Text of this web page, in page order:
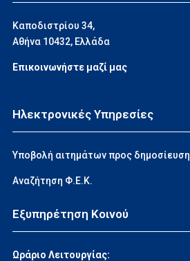
Καποδιστρίου 34,
Αθήνα 10432, Ελλάδα
Επικοινωνήστε μαζί μας
Ηλεκτρονικές Υπηρεσίες
Υποβολή αιτημάτων προς δημοσίευση
Αναζήτηση Φ.Ε.Κ.
Εξυπηρέτηση Κοινού
Ωράριο Λειτουργίας: